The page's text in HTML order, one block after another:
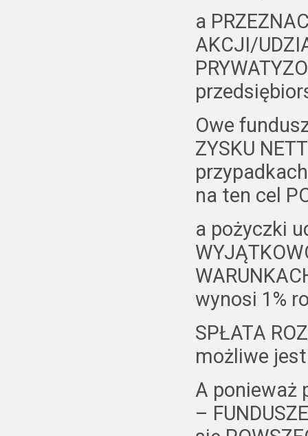
a
AKCJI/
Owe
ZYSKU
na ten cel
a pożyczki
wynosi 1%
SPŁATA
możliwe jest
A ponieważ
–